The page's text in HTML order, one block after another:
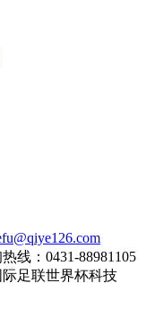
线：0431-88981105
足联世界杯科技